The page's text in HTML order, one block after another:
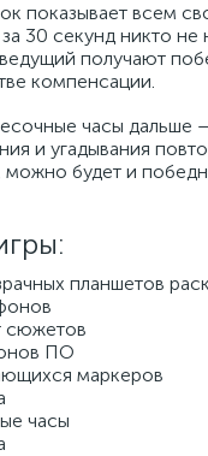
показывает всем
30 секунд никто
получают
компенсации.
часы дальше
и угадывания
будет и
планшетов
сюжетов
ПО
маркеров
часы